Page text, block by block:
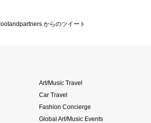
からのツイート
Art/Music Travel
Car Travel
Fashion Concierge
Global Art/Music Events